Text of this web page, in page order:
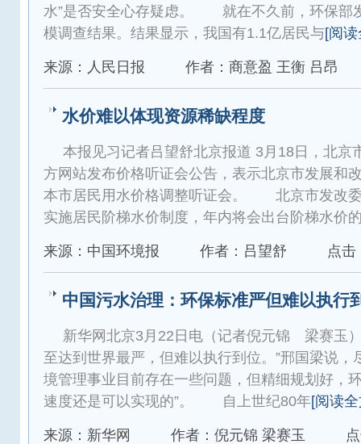
水”是否安全心存疑虑。 就在不久前，环保部
模调查结果。结果显示，我国有1.1亿居民与[阅
来源：人民日报 作者：商意盈 王衡 吕昂
水价难以体现资源稀缺程度
本报见习记者吕望舒北京报道 3月18日，北京
方网站发布价格听证会公告，表示北京市发展和
本市居民用水价格调整听证会。 北京市发改委
实施居民阶梯水价制度，年内将会出台阶梯水价
来源：中国环境报 作者：吕望舒 点击
中国污水治理：环保标准严但难以执行
新华网北京3月22日电（记者倪元锦 梁赛玉
至达到世界最严，但难以执行到位。”邢国梁说，
境管理事业目前存在一些问题，但精细规划好，
速度还是可以实现的”。 自上世纪80年[阅读
来源：新华网 作者：倪元锦 梁赛玉